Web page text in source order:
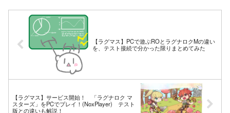
【ラグマス】PCで遊ぶROとラグナロクMの違い
を、テスト接続で分かった限りまとめてみた
【ラグマス】サービス開始！ 「ラグナロク マ
スターズ」をPCでプレイ！(NoxPlayer) テスト
版との違いも解説！